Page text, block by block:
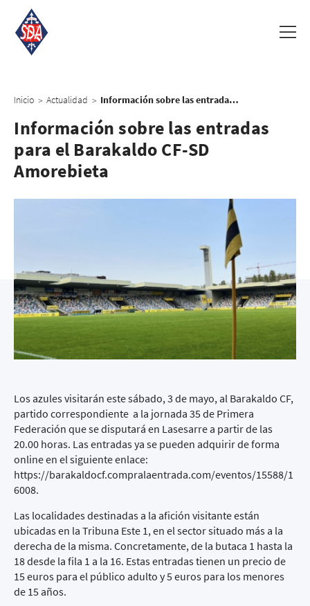
Inicio > Actualidad > Información sobre las entradas para el Barakaldo CF-SD Amorebieta
Información sobre las entradas
para el Barakaldo CF-SD
Amorebieta
Los azules visitarán este sábado, 3 de mayo, al Barakaldo CF,
partido correspondiente a la jornada 35 de Primera
Federación que se disputará en Lasesarre a partir de las
20.00 horas. Las entradas ya se pueden adquirir de forma
online en el siguiente enlace:
https://barakaldocf.compralaentrada.com/eventos/15588/1
6008.
Las localidades destinadas a la afición visitante están
ubicadas en la Tribuna Este 1, en el sector situado más a la
derecha de la misma. Concretamente, de la butaca 1 hasta la
18 desde la fila 1 a la 16. Estas entradas tienen un precio de
15 euros para el público adulto y 5 euros para los menores
de 15 años.